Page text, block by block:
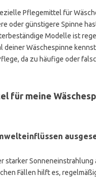
Pflegemittel für
oder günstigere Spinne
Modelle ist
deiner Wäschespinne
da zu häufige oder
für meine
starker
Fällen hilft es,